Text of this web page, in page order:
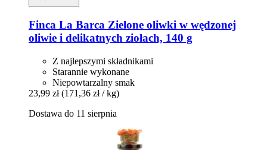
Finca La Barca Zielone oliwki w wędzonej
oliwie i delikatnych ziołach, 140 g
Z najlepszymi składnikami
Starannie wykonane
Niepowtarzalny smak
23,99 zł (171,36 zł / kg)
Dostawa do 11 sierpnia